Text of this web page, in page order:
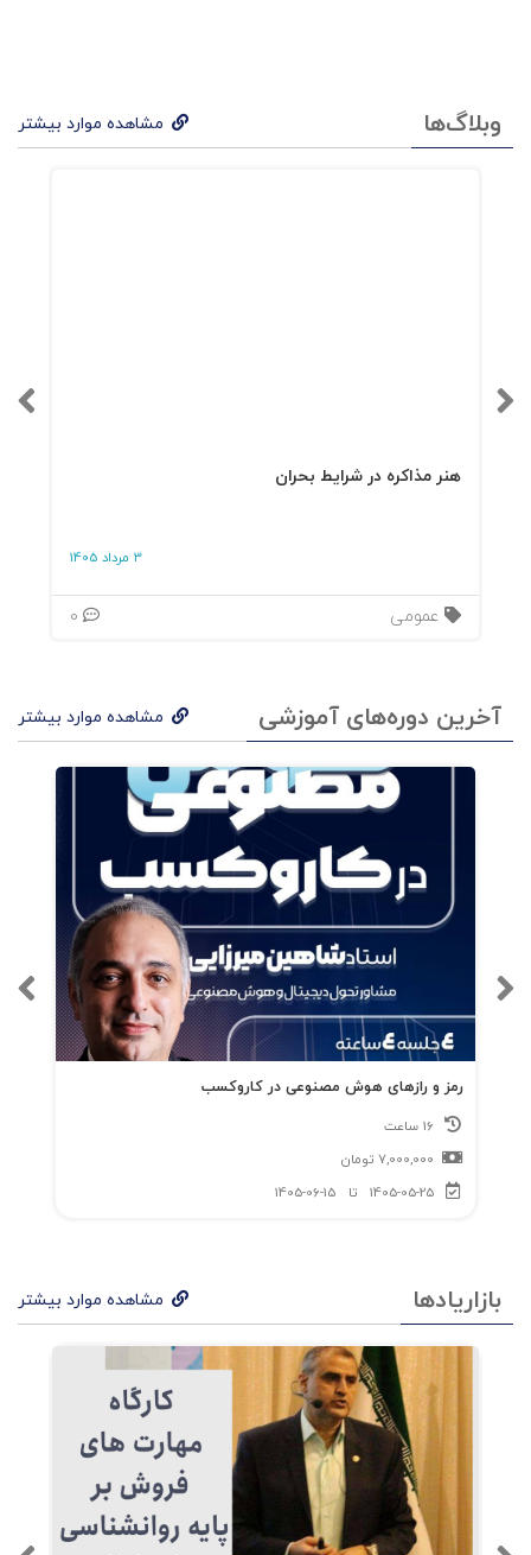
وبلاگ‌ها مشاهده موارد بیشتر
هنر مذاکره در شرایط بحران
3 مرداد 1405
عمومی
آخرین دوره‌های آموزشی مشاهده موارد بیشتر
رمز و رازهای هوش مصنوعی در کاروکسب
7,000,000 تومان
1405-05-25
تا 1405-06-15
بازاریادها مشاهده موارد بیشتر